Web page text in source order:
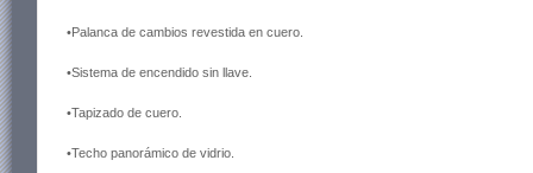
•Palanca de cambios revestida en cuero.
•Sistema de encendido sin llave.
•Tapizado de cuero.
•Techo panorámico de vidrio.